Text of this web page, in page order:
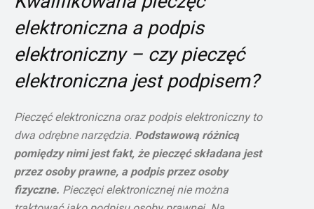
elektroniczna a podpis
elektroniczny – czy pieczęć
elektroniczna jest podpisem?
Pieczęć elektroniczna oraz podpis elektroniczny to
dwa odrębne narzędzia. Podstawową różnicą
pomiędzy nimi jest fakt, że pieczęć składana jest
przez osoby prawne, a podpis przez osoby
fizyczne. Pieczęci elektronicznej nie można